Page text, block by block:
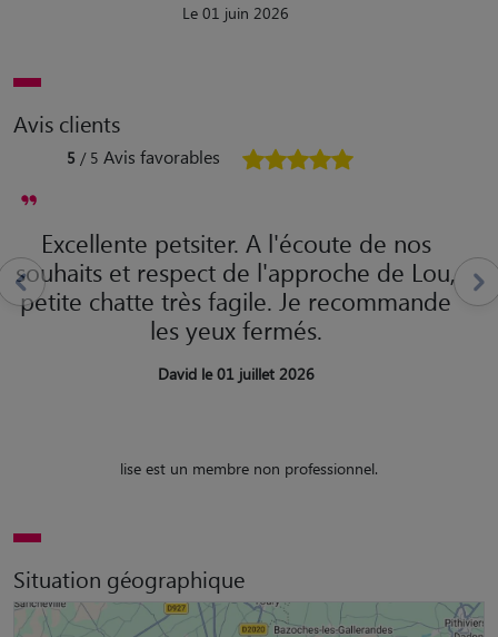
Le 01 juin 2026
Avis clients
5 / 5 Avis favorables
Excellente petsiter. A l'écoute de nos
souhaits et respect de l'approche de Lou,
petite chatte très fagile. Je recommande
les yeux fermés.
David le 01 juillet 2026
lise est un membre non professionnel.
Situation géographique